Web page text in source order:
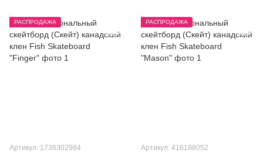
РАСПРОДАЖА
Артикул: 1736302984
РАСПРОДАЖА
Артикул: 416188052